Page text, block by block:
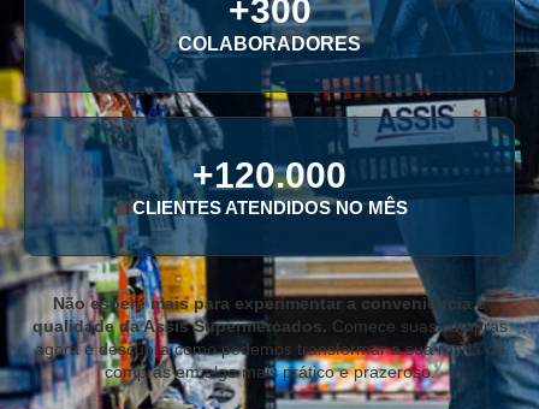
COLABORADORES
+300
CLIENTES ATENDIDOS NO MÊS
+120.000
Não espere mais para experimentar a conveniência e
qualidade da Assis Supermercados. Comece suas compras
agora e descubra como podemos transformar a sua rotina de
compras em algo mais prático e prazeroso.